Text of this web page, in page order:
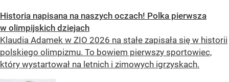
Historia napisana na naszych oczach! Polka pierwsza
w olimpijskich dziejach
Klaudia Adamek w ZIO 2026 na stałe zapisała się w historii
polskiego olimpizmu. To bowiem pierwszy sportowiec,
który wystartował na letnich i zimowych igrzyskach.